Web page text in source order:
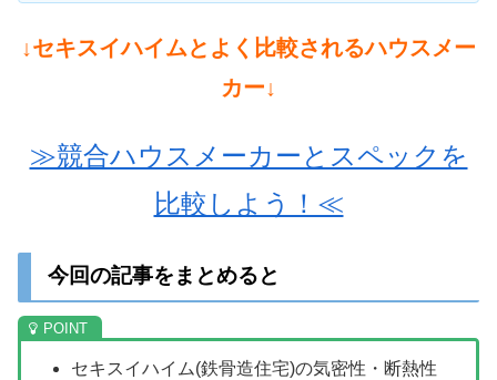
↓セキスイハイムとよく比較されるハウスメー
カー↓
≫競合ハウスメーカーとスペックを
比較しよう！≪
今回の記事をまとめると
セキスイハイム(鉄骨造住宅)の気密性・断熱性